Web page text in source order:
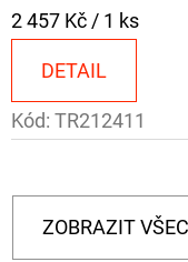
Měrná
2 457 Kč / 1 ks
DETAIL
Kód: TR212411
ZOBRAZIT